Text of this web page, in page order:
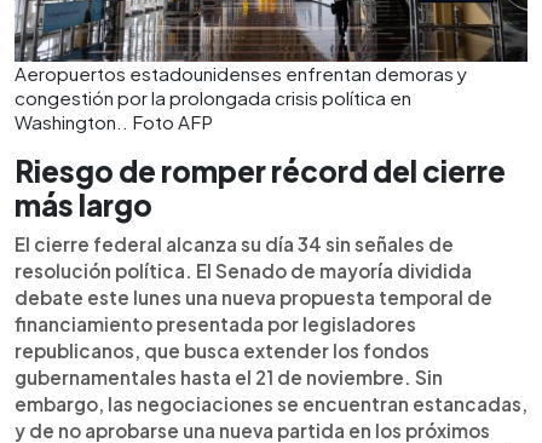
Aeropuertos estadounidenses enfrentan demoras y
congestión por la prolongada crisis política en
Washington.. Foto AFP
Riesgo de romper récord del cierre
más largo
El cierre federal alcanza su día 34 sin señales de
resolución política. El Senado de mayoría dividida
debate este lunes una nueva propuesta temporal de
financiamiento presentada por legisladores
republicanos, que busca extender los fondos
gubernamentales hasta el 21 de noviembre. Sin
embargo, las negociaciones se encuentran estancadas,
y de no aprobarse una nueva partida en los próximos